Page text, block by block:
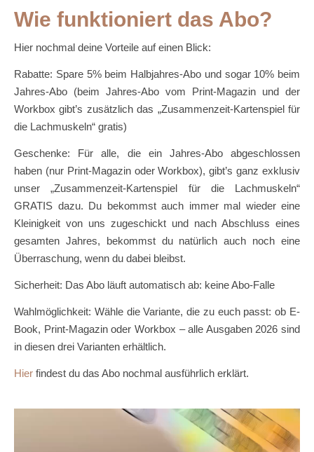
Wie funktioniert das Abo?
Hier nochmal deine Vorteile auf einen Blick:
Rabatte: Spare 5% beim Halbjahres-Abo und sogar 10% beim
Jahres-Abo (beim Jahres-Abo vom Print-Magazin und der
Workbox gibt’s zusätzlich das „Zusammenzeit-Kartenspiel für
die Lachmuskeln“ gratis)
Geschenke: Für alle, die ein Jahres-Abo abgeschlossen
haben (nur Print-Magazin oder Workbox), gibt’s ganz exklusiv
unser „Zusammenzeit-Kartenspiel für die Lachmuskeln“
GRATIS dazu. Du bekommst auch immer mal wieder eine
Kleinigkeit von uns zugeschickt und nach Abschluss eines
gesamten Jahres, bekommst du natürlich auch noch eine
Überraschung, wenn du dabei bleibst.
Sicherheit: Das Abo läuft automatisch ab: keine Abo-Falle
Wahlmöglichkeit: Wähle die Variante, die zu euch passt: ob E-
Book, Print-Magazin oder Workbox – alle Ausgaben 2026 sind
in diesen drei Varianten erhältlich.
Hier findest du das Abo nochmal ausführlich erklärt.